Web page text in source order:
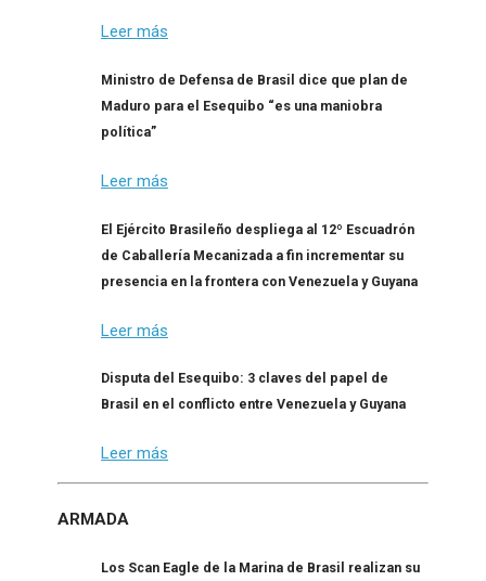
Leer más
Ministro de Defensa de Brasil dice que plan de
Maduro para el Esequibo “es una maniobra
política”
Leer más
El Ejército Brasileño despliega al 12º Escuadrón
de Caballería Mecanizada a fin incrementar su
presencia en la frontera con Venezuela y Guyana
Leer más
Disputa del Esequibo: 3 claves del papel de
Brasil en el conflicto entre Venezuela y Guyana
Leer más
ARMADA
Los Scan Eagle de la Marina de Brasil realizan su